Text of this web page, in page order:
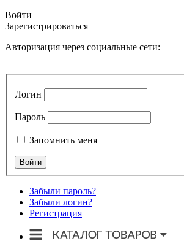
Войти
Зарегистрироваться
Авторизация через социальные сети:
Логин
Пароль
Запомнить меня
Забыли пароль?
Забыли логин?
Регистрация